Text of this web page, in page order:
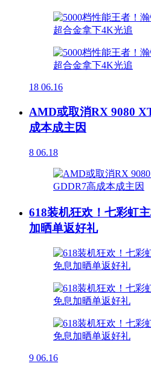
18 06.16
AMD或取消RX 9080
成本成主因
8 06.18
618装机狂欢！七彩虹
加晒单返好礼
9 06.16